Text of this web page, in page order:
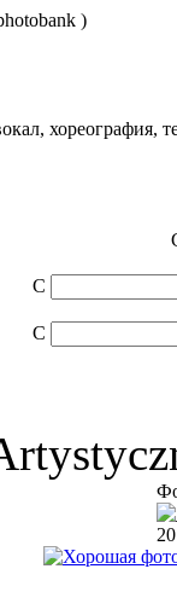
)
хореография,
С
С